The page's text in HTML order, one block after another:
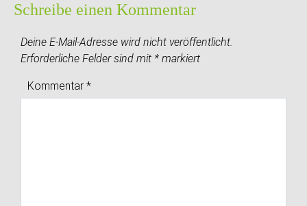
Schreibe einen Kommentar
Deine E-Mail-Adresse wird nicht veröffentlicht.
Erforderliche Felder sind mit * markiert
Kommentar *